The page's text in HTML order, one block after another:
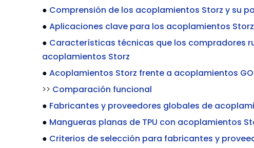
● Comprensión de los acoplamientos Storz y su
● Aplicaciones clave para los acoplamientos
● Características técnicas que los compradores
acoplamientos Storz
● Acoplamientos Storz frente a acoplamientos
>> Comparación funcional
● Fabricantes y proveedores globales de
● Mangueras planas de TPU con acoplamientos
● Criterios de selección para fabricantes y